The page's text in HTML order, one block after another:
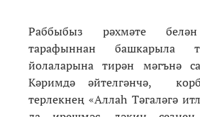
Раббыбыз рәхмәте
тарафыннан башкарыла
йолаларына тирән мәгънә
Кәримдә әйтелгәнчә,
терлекнең «Аллаһ Тәгаләгә